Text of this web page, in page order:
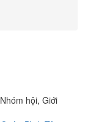
Nhóm hội, Giới